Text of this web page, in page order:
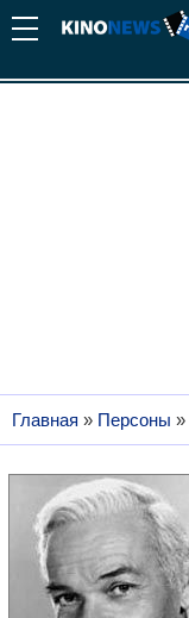
Главная » Персоны »